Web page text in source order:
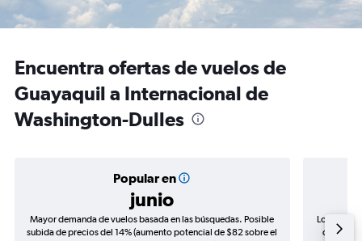
Encuentra ofertas de vuelos de
Guayaquil a Internacional de
Washington-Dulles
Popular en
junio
Mayor demanda de vuelos basada en las búsquedas. Posible
subida de precios del 14% (aumento potencial de $82 sobre el
Los
de